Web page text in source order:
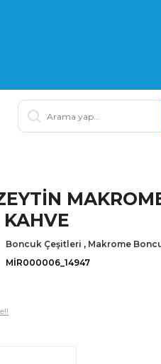
Boncuk Çeşitleri , Makrome
MİR000006_14947